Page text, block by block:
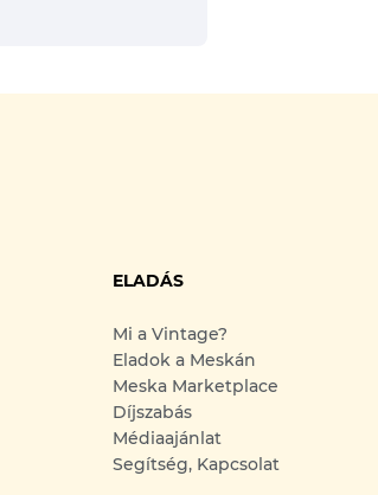
ELADÁS
Mi a Vintage?
Eladok a Meskán
Meska Marketplace
Díjszabás
Médiaajánlat
Segítség, Kapcsolat